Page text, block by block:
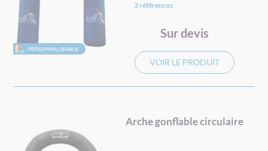
3 références
Sur devis
VOIR LE PRODUIT
Arche gonflable circulaire